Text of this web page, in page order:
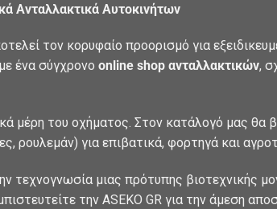
Ανταλλακτικά Αυτοκινήτων
τον κορυφαίο προορισμό για
ένα σύγχρονο online shop ανταλλακτικών,
μέρη του οχήματος. Στον κατάλογό μας θα
ρουλεμάν) για επιβατικά, φορτηγά και
τεχνογνωσία μιας πρότυπης βιοτεχνικής
την ASEKO GR για την άμεση